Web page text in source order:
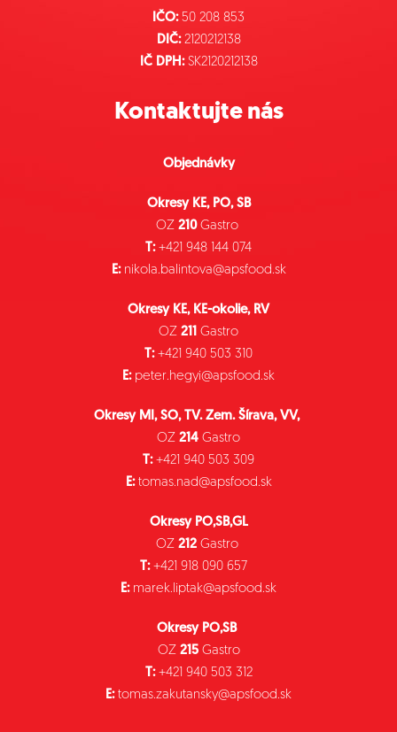
IČO:50 208 853
DIČ:2120212138
IČ DPH:SK2120212138
Kontaktujte nás
Objednávky
Okresy KE, PO, SB
OZ 210Gastro
T: +421 948 144 074
E: nikola.balintova@apsfood.sk
Okresy KE, KE-okolie, RV
OZ 211 Gastro
T:+421 940 503 310
E:peter.hegyi@apsfood.sk
Okresy MI, SO, TV. Zem. Šírava, VV,
OZ 214 Gastro
T:+421 940 503 309
E:tomas.nad@apsfood.sk
Okresy PO,SB,GL
OZ 212Gastro
T: +421 918 090 657
E: marek.liptak@apsfood.sk
Okresy PO,SB
OZ 215Gastro
T:+421 940 503 312
E:tomas.zakutansky@apsfood.sk